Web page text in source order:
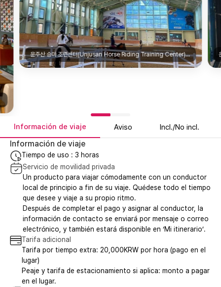
운주산 승마 조련센터(Unjusan Horse Riding Training Center)|@shinemuscat_bread
Información de viaje Aviso Incl./No incl.
Información de viaje
Tiempo de uso : 3 horas
Servicio de movilidad privada
Un producto para viajar cómodamente con un conductor
local de principio a fin de su viaje. Quédese todo el tiempo
que desee y viaje a su propio ritmo.
Después de completar el pago y asignar al conductor, la
información de contacto se enviará por mensaje o correo
electrónico, y también estará disponible en ‘Mi itinerario’.
Tarifa adicional
Tarifa por tiempo extra: 20,000KRW por hora (pago en el
lugar)
Peaje y tarifa de estacionamiento si aplica: monto a pagar
en el lugar.